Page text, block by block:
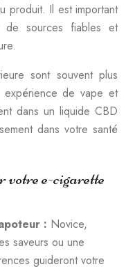
produit. Il est important
de sources fiables et
sont souvent plus
expérience de vape et
dans un liquide CBD
dans votre santé
votre e-cigarette
: Novice,
saveurs ou une
guideront votre